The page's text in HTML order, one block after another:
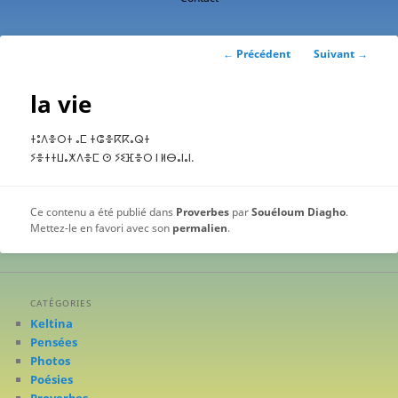
Navigation
← Précédent Suivant →
la vie
ⵜⵓⴷⴻⵔⵜ ⴰⵎ ⵜⵛⴻⴽⴽⴰⵕⵜ
ⵢⴻⵜⵜⵡⴰⵅⴷⴻⵎ ⵙ ⵢⵉⴼⴻⵔ ⵏ ⵍⴱⴰⵏⴰⵏ.
Ce contenu a été publié dans Proverbes parSouéloum Diagho.
Mettez-le en favori avec son permalien.
CATÉGORIES
Keltina
Pensées
Photos
Poésies